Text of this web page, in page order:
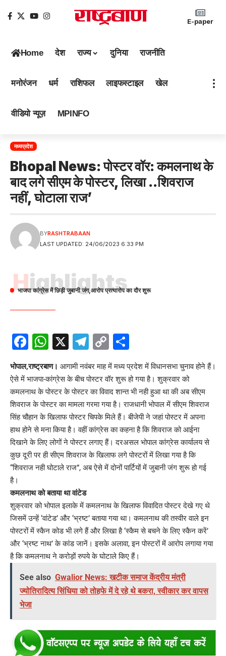
E-paper
Home देश राज्य दुनिया राजनीति
मनोरंजन धर्म राशिफल लाइफस्टाइल खेल
वीडियो न्यूज़ MPINFO
मध्यप्रदेश
Bhopal News: पोस्टर वॉर: कमलनाथ के
बाद लगे सीएम के पोस्टर, लिखा ..शिवराज
नहीं, घोटाला राज’
LAST UPDATED: 24/06/2023 6:33 PM
BYRASHTRABAAN
Highlights
भाजपा कांग्रेस में छिड़ी जुबानी जंग,आरोप प्रत्यारोप का दौर शुरू
Facebook
WhatsApp
X Telegram
Copy
Link
भोपाल,राष्ट्रबाण। आगामी नवंबर माह में मध्य प्रदेश में विधानसभा चुनाव होने हैं।
ऐसे में भाजपा-कांग्रेस के बीच पोस्टर वॉर शुरू हो गया है। शुक्रवार को
कमलनाथ के पोस्टर के पोस्टर का विवाद शान्त भी नही हुआ था की अब सीएम
शिवराज के पोस्टर का मामला गरमा गया है। राजधानी भोपाल में सीएम शिवराज
सिंह चौहान के खिलाफ पोस्टर चिपके मिले हैं। बीजेपी ने जहां पोस्टर में अपना
हाथ होने से मना किया है। वहीं कांग्रेस का कहना है कि शिवराज को आईना
दिखाने के लिए लोगों ने पोस्टर लगाए हैं। दरअसल भोपाल कांग्रेस कार्यालय से
कुछ दूरी पर ही सीएम शिवराज के खिलाफ लगे पोस्टरों में लिखा गया है कि
“शिवराज नही घोटाले राज”, अब ऐसे में दोनों पार्टियों में जुबानी जंग शुरू हो गई
है।
कमलनाथ को बताया था वांटेड
शुक्रवार को भोपाल इलाके में कमलनाथ के खिलाफ विवादित पोस्टर देखे गए थे
जिसमें उन्हें ‘वांटेड’ और ‘भ्रष्ट’ बताया गया था। कमलनाथ की तस्वीर वाले इन
पोस्टरों में स्कैन कोड भी लगे हैं और लिखा है ‘स्कैम से बचने के लिए स्कैन करें’
और ‘भ्रष्ट नाथ’ के कांड जानें। इसके अलावा, इन पोस्टरों में आरोप लगाया गया
है कि कमलनाथ ने करोड़ों रुपये के घोटाले किए हैं।
See also Gwalior News: खटीक समाज केंद्रीय मंत्री
ज्योतिरादित्य सिंधिया को तोहफे में दे रहे थे बकरा, स्वीकार कर वापस
भेजा